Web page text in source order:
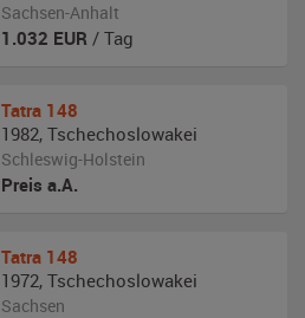
Sachsen-Anhalt
1.032 EUR / Tag
Tatra 148
1982, Tschechoslowakei
Schleswig-Holstein
Preis a.A.
Tatra 148
1972, Tschechoslowakei
Sachsen